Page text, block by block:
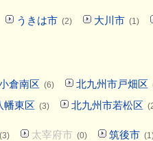
うきは市 (2) 大川市 (1)
倉南区 (6) 北九州市戸畑区
幡東区 (3) 北九州市若松区
(3) 太宰府市 (0) 筑後市